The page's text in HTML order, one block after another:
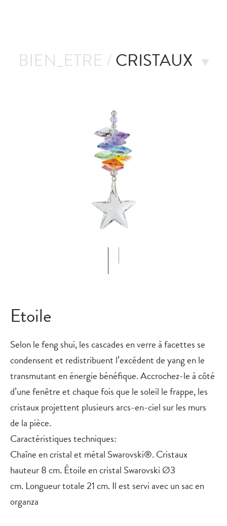
BIEN_ETRE / CRISTAUX
Etoile
Selon le feng shui, les cascades en verre à facettes se
condensent et redistribuent l’excédent de yang en le
transmutant en énergie bénéfique. Accrochez-le à côté
d’une fenêtre et chaque fois que le soleil le frappe, les
cristaux projettent plusieurs arcs-en-ciel sur les murs
de la pièce.
Caractéristiques techniques:
Chaîne en cristal et métal Swarovski®. Cristaux
hauteur 8 cm. Étoile en cristal Swarovski Ø3
cm. Longueur totale 21 cm. Il est servi avec un sac en
organza